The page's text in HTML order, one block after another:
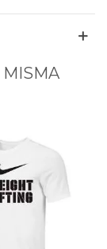
MISMA